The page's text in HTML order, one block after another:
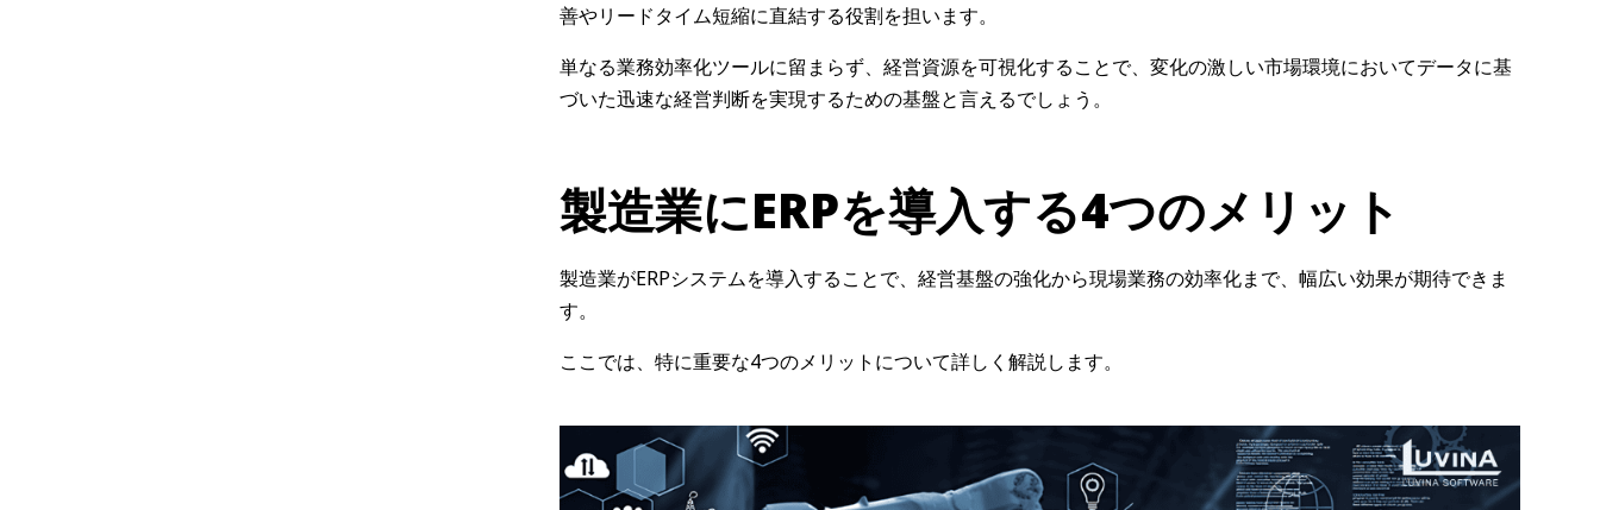
善やリードタイム短縮に直結する役割を担います。
単なる業務効率化ツールに留まらず、経営資源を可視化することで、変化の激しい市場環境においてデータに基
づいた迅速な経営判断を実現するための基盤と言えるでしょう。
製造業にERPを導入する4つのメリット
製造業がERPシステムを導入することで、経営基盤の強化から現場業務の効率化まで、幅広い効果が期待できま
す。
ここでは、特に重要な4つのメリットについて詳しく解説します。